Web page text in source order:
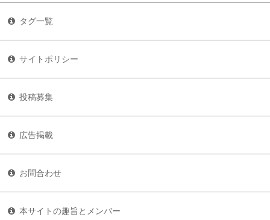
タグ一覧
サイトポリシー
投稿募集
広告掲載
お問合わせ
本サイトの趣旨とメンバー